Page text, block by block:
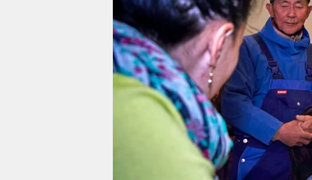
wahrheit
verlag
verlag
veranstaltungen